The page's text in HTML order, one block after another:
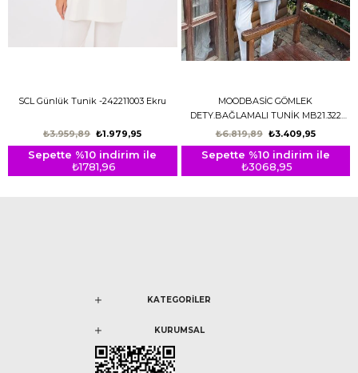
SCL Günlük Tunik -242211003 Ekru
₺1.979,95
₺3.959,89
Sepette %10 indirim ile
₺1781,96
MOODBASİC GÖMLEK
DETY.BAĞLAMALI TUNİK MB21.322
ÇAĞLA₺3.409,95
₺6.819,89
Sepette %10 indirim ile
₺3068,95
KATEGORİLER
KURUMSAL